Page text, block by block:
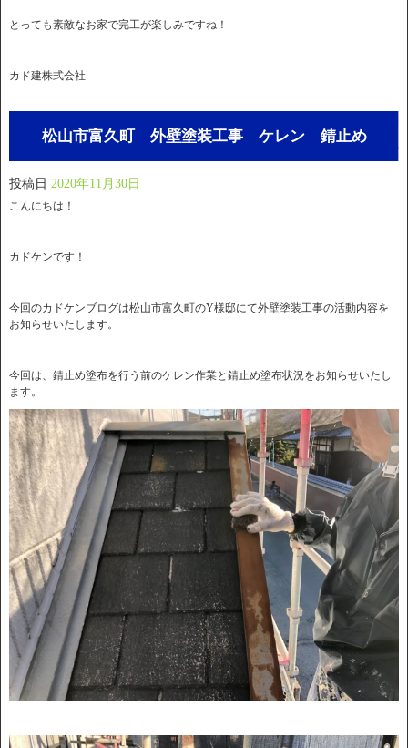
とっても素敵なお家で完工が楽しみですね！
カド建株式会社
松山市富久町 外壁塗装工事 ケレン 錆止め
投稿日 2020年11月30日
こんにちは！
カドケンです！
今回のカドケンブログは松山市富久町のY様邸にて外壁塗装工事の活動内容を
お知らせいたします。
今回は、錆止め塗布を行う前のケレン作業と錆止め塗布状況をお知らせいたし
ます。